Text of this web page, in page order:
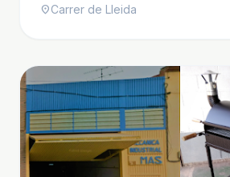
location_onCarrer de Lleida